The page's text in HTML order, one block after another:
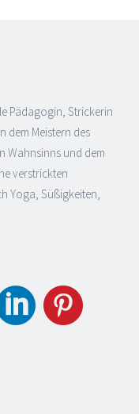
Pädagogin, Strickerin
dem Meistern des
Wahnsinns und dem
verstrickten
Yoga, Süßigkeiten,